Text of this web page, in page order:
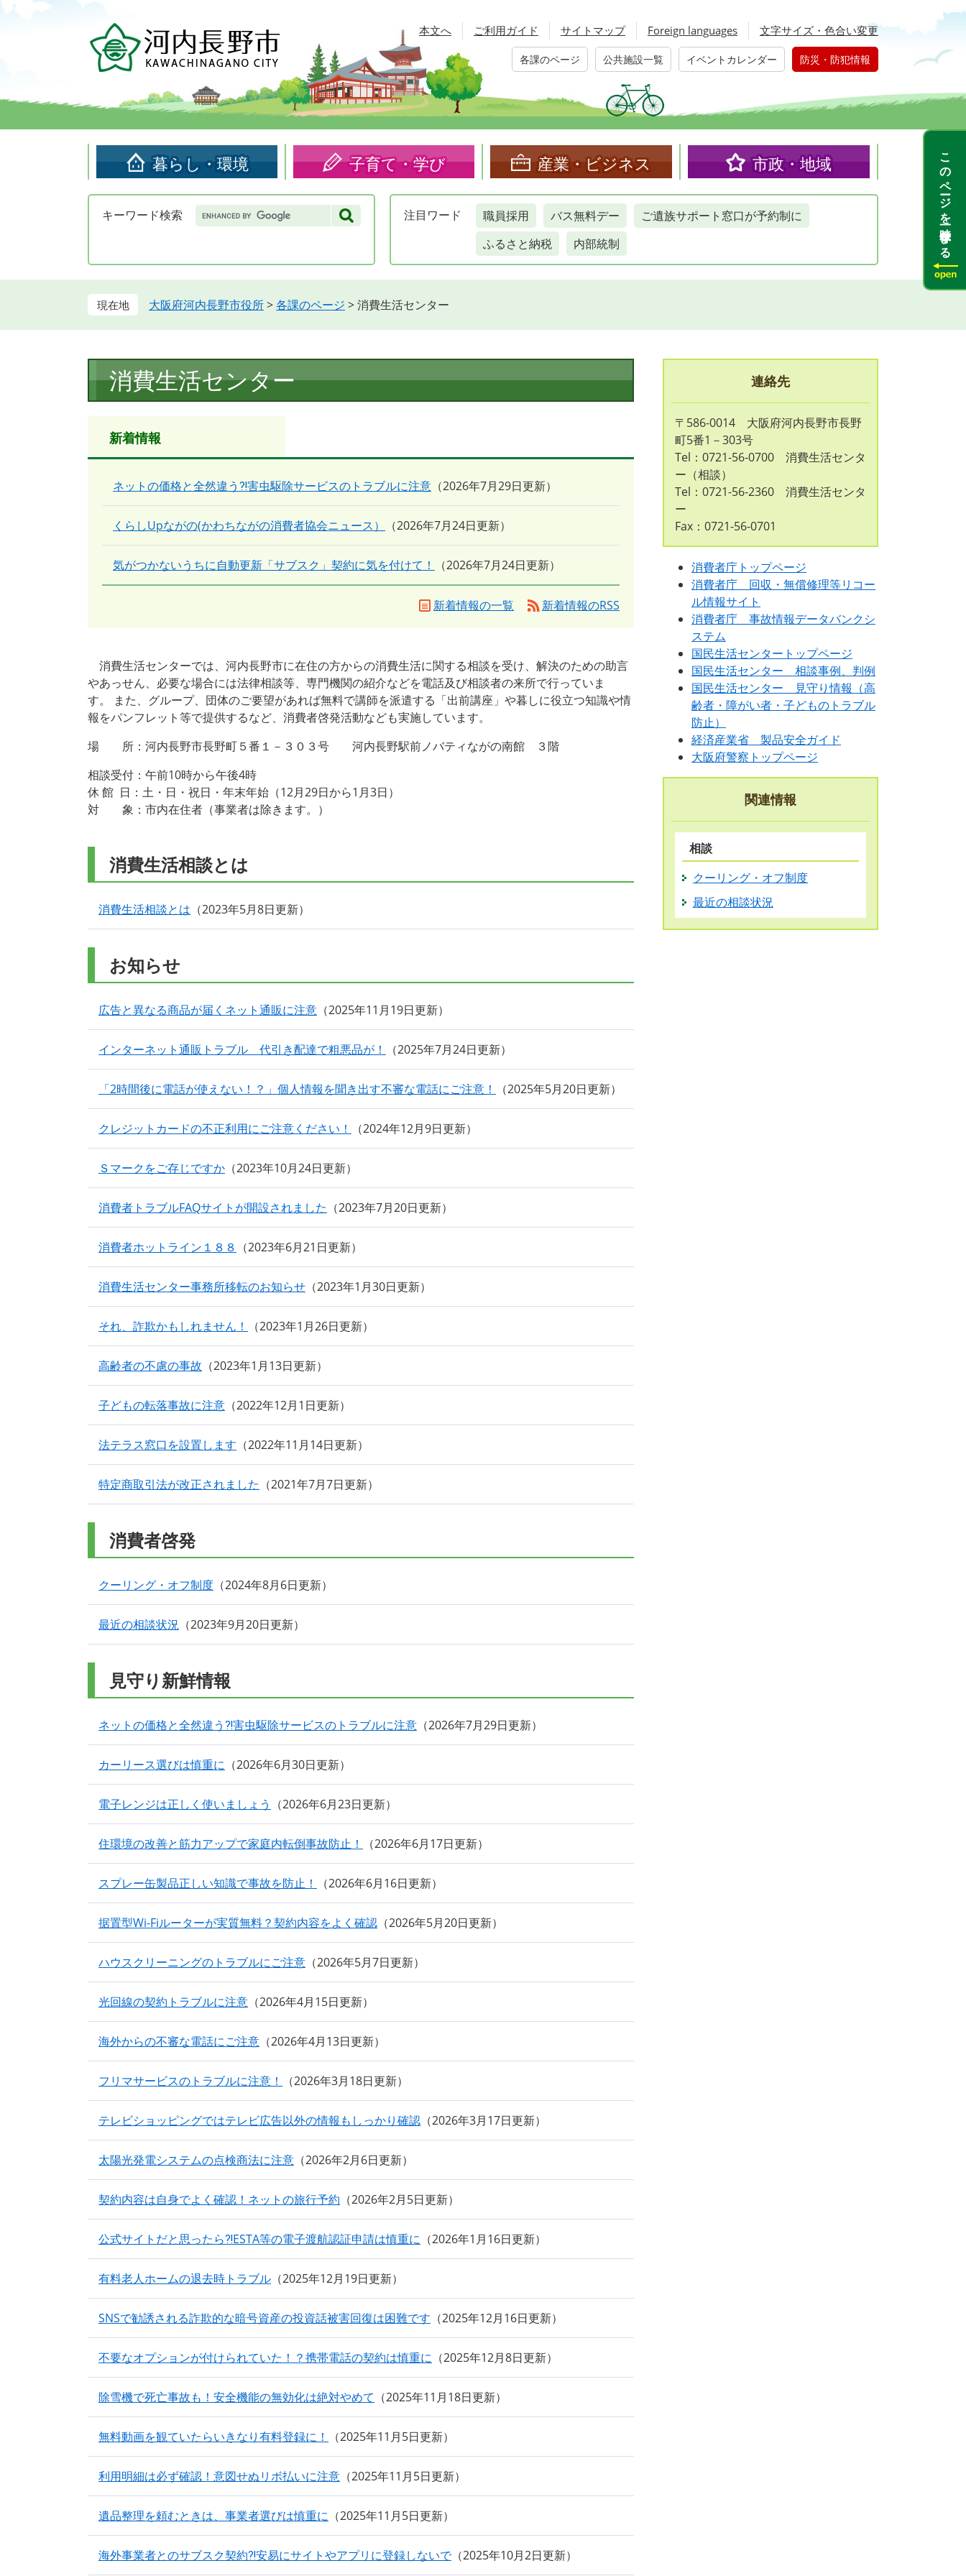
頭
す。
飛
し
本文へ ご利用ガイド サイトマップ Foreign languages 文字サイズ・色合い変更
各課のページ 公共施設一覧 イベントカレンダー 防災・防犯情報
暮らし・環境 子育て・学び 産業・ビジネス 市政・地域
キーワード検索 Google
カ
検
注目 ワード 職員採用 バス無料デー
ご遺族サポート窓口が予約制に
ふるさと納税
内部統制
大阪府河内長野市役所>各課のページ >消費生活センター
文
消費生活センター
新着情報
ネットの価格と全然違う⁈害虫駆除サービスのトラブルに注意 2026年7月29日更新
くらしUpながの(かわちながの消費者協会ニュース） 2026年7月24日更新
気がつかないうちに自動更新「サブスク」契約に気を付けて！ 2026年7月24日更新
新着情報の一覧 新着情報のRSS
消費生活センターでは、河内長野市に在住の方からの消費生活に関する相談を受け、解決のための助言
やあっせん、必要な場合には法律相談等、専門機関の紹介などを電話及び相談者の来所で行っていま
す。 また、グループ、団体のご要望があれば無料で講師を派遣する「出前講座」や暮しに役立つ知識や情
報をパンフレット等で提供するなど、消費者啓発活動なども実施しています。
場 所：河内長野市長野町５番１－３０３号 河内長野駅前ノバティながの南館 ３階
相談受付：午前10時から午後4時
休 館 日：土・日・祝日・年末年始（12月29日から1月3日）
対 象：市内在住者（事業者は除きます。）
消費生活相談とは
消費生活相談とは 2023年5月8日更新
お知らせ
広告と異なる商品が届くネット通販に注意 2025年11月19日更新
インターネット通販トラブル 代引き配達で粗悪品が！ 2025年7月24日更新
「2時間後に電話が使えない！？」個人情報を聞き出す不審な電話にご注意！ 2025年5月20日更新
クレジットカードの不正利用にご注意ください！ 2024年12月9日更新
Ｓマークをご存じですか 2023年10月24日更新
消費者トラブルFAQサイトが開設されました 2023年7月20日更新
消費者ホットライン１８８ 2023年6月21日更新
消費生活センター事務所移転のお知らせ 2023年1月30日更新
それ、詐欺かもしれません！ 2023年1月26日更新
高齢者の不慮の事故 2023年1月13日更新
子どもの転落事故に注意 2022年12月1日更新
法テラス窓口を設置します 2022年11月14日更新
特定商取引法が改正されました 2021年7月7日更新
消費者啓発
クーリング・オフ制度 2024年8月6日更新
最近の相談状況 2023年9月20日更新
見守り新鮮情報
ネットの価格と全然違う⁈害虫駆除サービスのトラブルに注意 2026年7月29日更新
カーリース選びは慎重に 2026年6月30日更新
電子レンジは正しく使いましょう 2026年6月23日更新
住環境の改善と筋力アップで家庭内転倒事故防止！ 2026年6月17日更新
スプレー缶製品正しい知識で事故を防止！ 2026年6月16日更新
据置型Wi-Fiルーターが実質無料？契約内容をよく確認 2026年5月20日更新
ハウスクリーニングのトラブルにご注意 2026年5月7日更新
光回線の契約トラブルに注意 2026年4月15日更新
海外からの不審な電話にご注意 2026年4月13日更新
フリマサービスのトラブルに注意！ 2026年3月18日更新
テレビショッピングではテレビ広告以外の情報もしっかり確認 2026年3月17日更新
太陽光発電システムの点検商法に注意 2026年2月6日更新
契約内容は自身でよく確認！ネットの旅行予約 2026年2月5日更新
公式サイトだと思ったら⁈ESTA等の電子渡航認証申請は慎重に 2026年1月16日更新
有料老人ホームの退去時トラブル 2025年12月19日更新
SNSで勧誘される詐欺的な暗号資産の投資話被害回復は困難です 2025年12月16日更新
不要なオプションが付けられていた！？携帯電話の契約は慎重に 2025年12月8日更新
除雪機で死亡事故も！安全機能の無効化は絶対やめて 2025年11月18日更新
無料動画を観ていたらいきなり有料登録に！ 2025年11月5日更新
利用明細は必ず確認！意図せぬリボ払いに注意 2025年11月5日更新
遺品整理を頼むときは、事業者選びは慎重に 2025年11月5日更新
海外事業者とのサブスク契約⁈安易にサイトやアプリに登録しないで 2025年10月2日更新
連絡先
〒586-0014 大阪府河内長野市長野
町5番1－303号
Tel：0721-56-0700
消費生活センタ
ー（相談）
Tel：0721-56-2360
消費生活センタ
ー
Fax：0721-56-0701
消費者庁トップページ
消費者庁 回収・無償修理等リコー
ル情報サイト
消費者庁 事故情報データバンクシ
ステム
国民生活センタートップページ
国民生活センター 相談事例、判例
国民生活センター 見守り情報（高
齢者・障がい者・子どものトラブル
防止）
経済産業省 製品安全ガイド
大阪府警察トップページ
関連情報
相談
クーリング・オフ制度
最近の相談状況
このページを一時保存する